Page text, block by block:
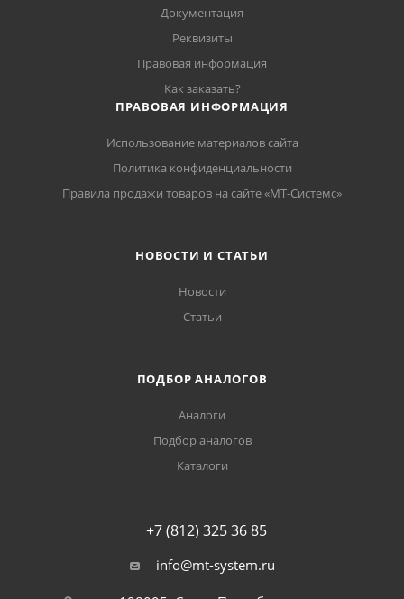
Документация
Реквизиты
Правовая информация
Как заказать?
ПРАВОВАЯ ИНФОРМАЦИЯ
Использование материалов сайта
Политика конфиденциальности
Правила продажи товаров на сайте «МТ-Системс»
НОВОСТИ И СТАТЬИ
Новости
Статьи
ПОДБОР АНАЛОГОВ
Аналоги
Подбор аналогов
Каталоги
+7 (812) 325 36 85
info@mt-system.ru